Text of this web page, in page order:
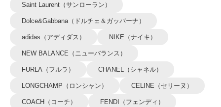
Saint Laurent（サンローラン）
Dolce&Gabbana（ドルチェ＆ガッバーナ）
adidas（アディダス） NIKE（ナイキ）
NEW BALANCE（ニューバランス）
FURLA（フルラ） CHANEL（シャネル）
LONGCHAMP（ロンシャン） CELINE（セリーヌ）
COACH（コーチ） FENDI（フェンディ）